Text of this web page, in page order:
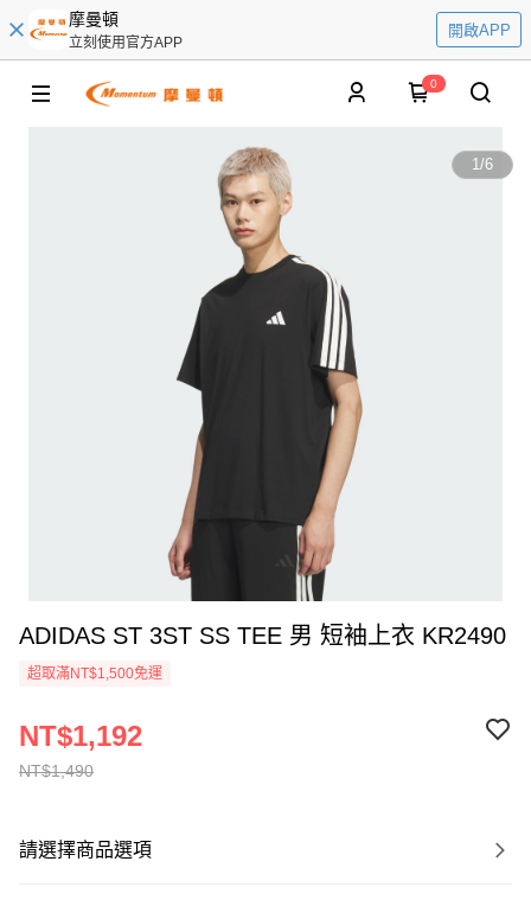
摩曼頓
立刻使用官方APP
開啟APP
0
1/6
ADIDAS ST 3ST SS TEE 男 短袖上衣 KR2490
超取滿NT$1,500免運
NT$1,490
NT$1,192
請選擇商品選項